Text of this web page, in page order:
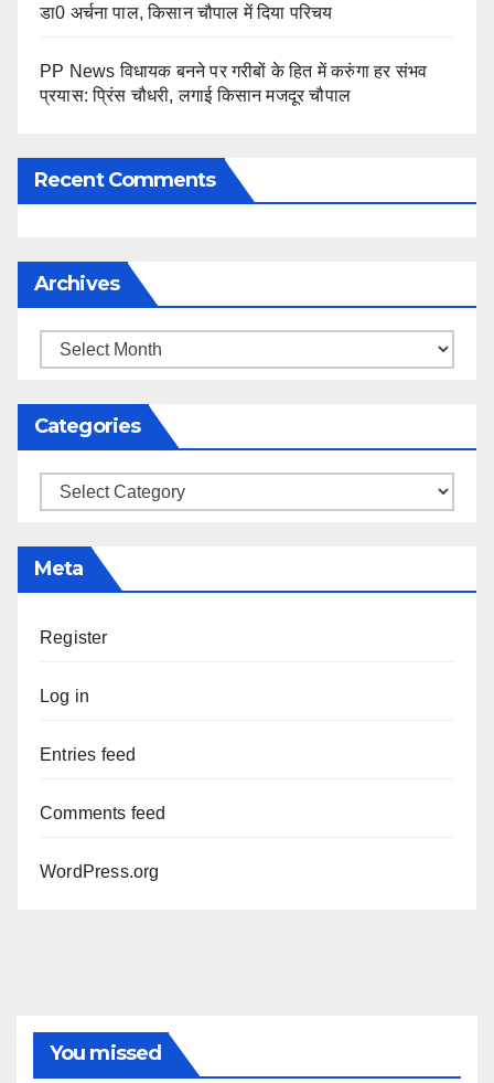
डा0 अर्चना पाल, किसान चौपाल में दिया परिचय
PP News विधायक बनने पर गरीबों के हित में करुंगा हर संभव
प्रयास: प्रिंस चौधरी, लगाई किसान मजदूर चौपाल
Recent Comments
Archives
Archives
Categories
Categories
Meta
Register
Log in
Entries feed
Comments feed
WordPress.org
You missed